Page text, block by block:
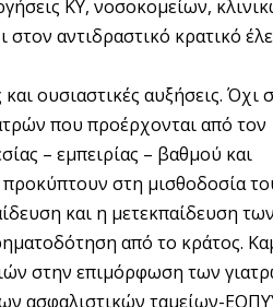
ΚΥ, νοσοκομείων,
αντιδραστικό κρατικό
ουσιαστικές αυξήσεις. Όχι
που προέρχονται από τον
– εμπειρίας – βαθμού και
στη μισθοδοσία
και η μετεκπαίδευση των
από το κράτος.
στην επιμόρφωση των
ασφαλιστικών ταμείων-